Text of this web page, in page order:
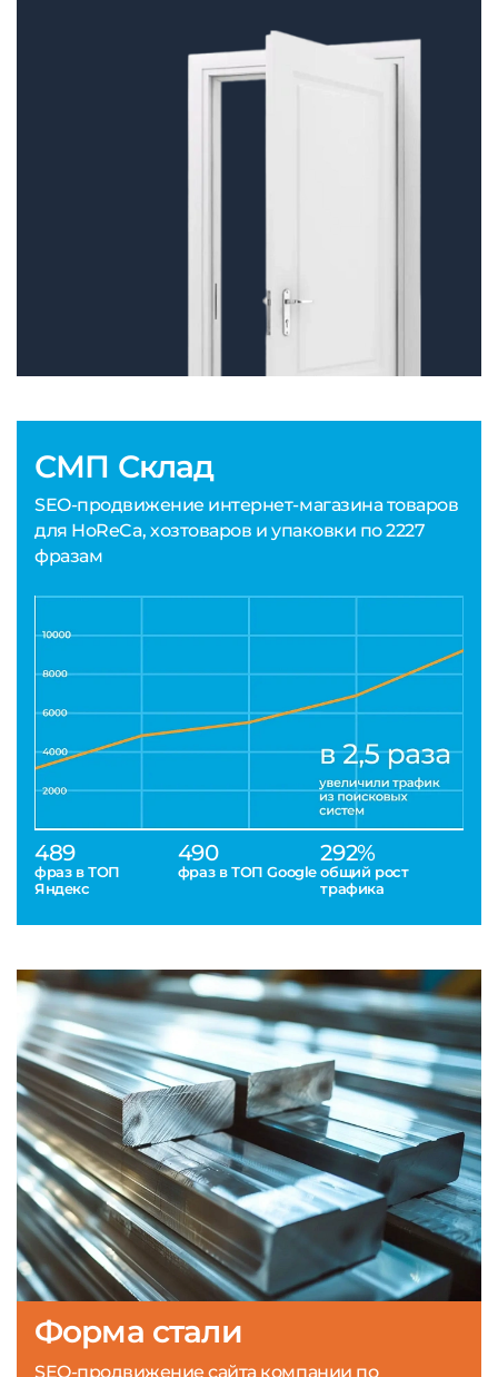
СМП Склад
SEO-продвижение интернет-магазина товаров
для HoReCa, хозтоваров и упаковки по 2227
фразам
489
фраз в ТОП
Яндекс
490
фраз в ТОП Google
292%
общий рост
трафика
Форма стали
SEO-продвижение сайта компании по